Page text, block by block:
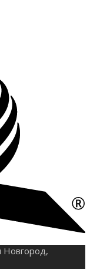
Новгород,